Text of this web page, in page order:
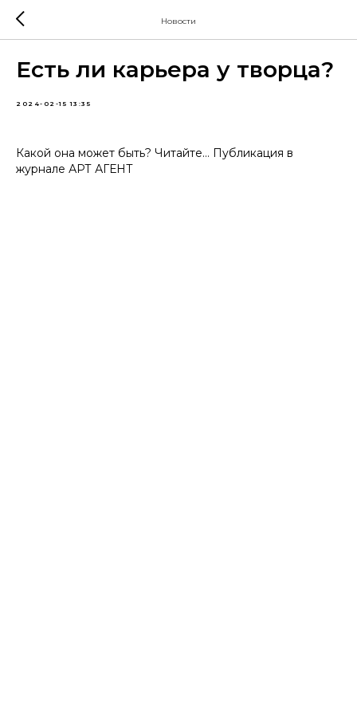
Новости
Есть ли карьера у творца?
2024-02-15 13:35
Какой она может быть? Читайте… Публикация в
журнале АРТ АГЕНТ